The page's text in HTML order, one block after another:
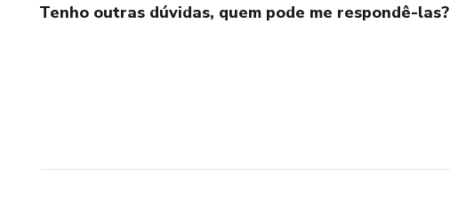
Tenho outras dúvidas, quem pode me respondê-las?